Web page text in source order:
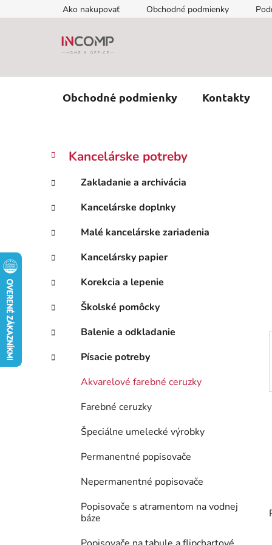
na
Ako nakupovať Obchodné podmienky
Obchodné podmienky Kontakty
B
č
ý
p
n
e
l
Preskočiť
kategórie
K
a
e
g
ó
r
e
Kancelárske potreby
Zakladanie a archivácia
Kancelárske doplnky
Malé kancelárske zariadenia
Kancelársky papier
Korekcia a lepenie
Školské pomôcky
Balenie a odkladanie
Písacie potreby
Akvarelové farebné ceruzky
Farebné ceruzky
Špeciálne umelecké výrobky
Permanentné popisovače
Nepermanentné popisovače
Popisovače s atramentom na vodnej
báze